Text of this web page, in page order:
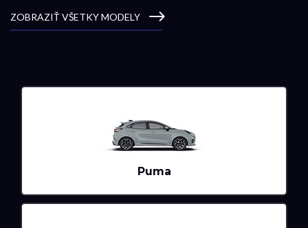
ZOBRAZIŤ VŠETKY MODELY
Puma